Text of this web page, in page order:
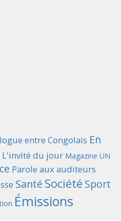
entre Congolais En
L'invité du jour Magazine UN
Parole aux auditeurs
Santé Société Sport
Émissions